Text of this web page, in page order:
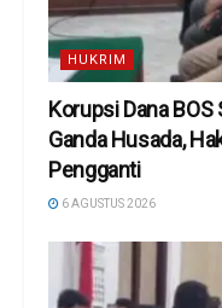
HUKRIM
Korupsi Dana
Ganda Husada,
Pengganti
6 AGUSTUS 2026